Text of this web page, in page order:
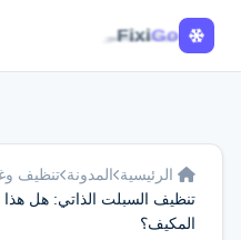
FixiGo
الرئيسية المدونة تنظيف
تنظيف السبلت الذاتي: هل
المكيف؟